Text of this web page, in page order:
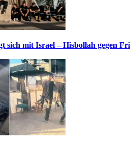
sich mit Israel – Hisbollah gegen